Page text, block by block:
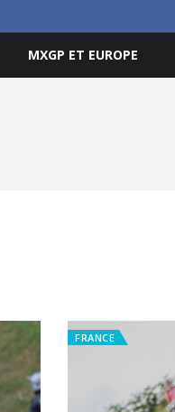
MXGP ET EUROPE
FRANCE